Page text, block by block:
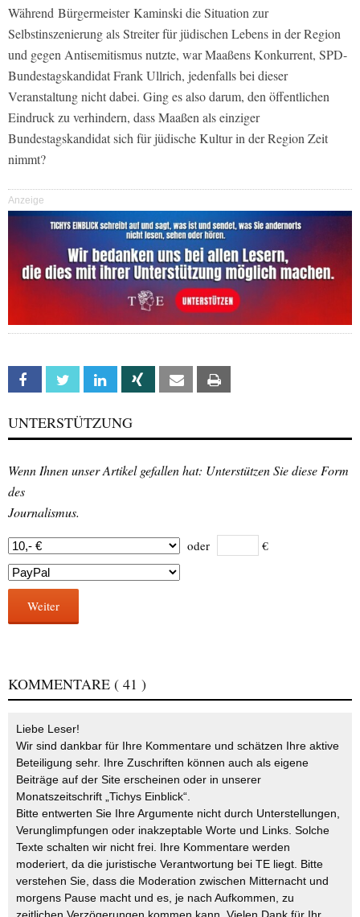
Während Bürgermeister Kaminski die Situation zur
Selbstinszenierung als Streiter für jüdischen Lebens in der Region
und gegen Antisemitismus nutzte, war Maaßens Konkurrent, SPD-
Bundestagskandidat Frank Ullrich, jedenfalls bei dieser
Veranstaltung nicht dabei. Ging es also darum, den öffentlichen
Eindruck zu verhindern, dass Maaßen als einziger
Bundestagskandidat sich für jüdische Kultur in der Region Zeit
nimmt?
Anzeige
Facebook Twitter Linkedin Xing Email
UNTERSTÜTZUNG
Wenn Ihnen unser Artikel gefallen hat: Unterstützen Sie diese Form
des
Journalismus.
oder €
Weiter
KOMMENTARE ( 41 )
Liebe Leser!
Wir sind dankbar für Ihre Kommentare und schätzen Ihre aktive
Beteiligung sehr. Ihre Zuschriften können auch als eigene
Beiträge auf der Site erscheinen oder in unserer
Monatszeitschrift „Tichys Einblick“.
Bitte entwerten Sie Ihre Argumente nicht durch Unterstellungen,
Verunglimpfungen oder inakzeptable Worte und Links. Solche
Texte schalten wir nicht frei. Ihre Kommentare werden
moderiert, da die juristische Verantwortung bei TE liegt. Bitte
verstehen Sie, dass die Moderation zwischen Mitternacht und
morgens Pause macht und es, je nach Aufkommen, zu
zeitlichen Verzögerungen kommen kann. Vielen Dank für Ihr